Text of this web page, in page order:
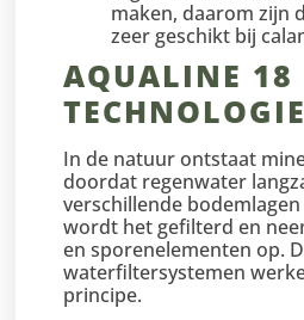
maken, daarom zijn
zeer geschikt bij
AQUALINE
TECHNOLOGIE
In de natuur ontstaat
doordat regenwater
verschillende
wordt het gefilterd en
en sporenelementen op.
waterfiltersystemen
principe.